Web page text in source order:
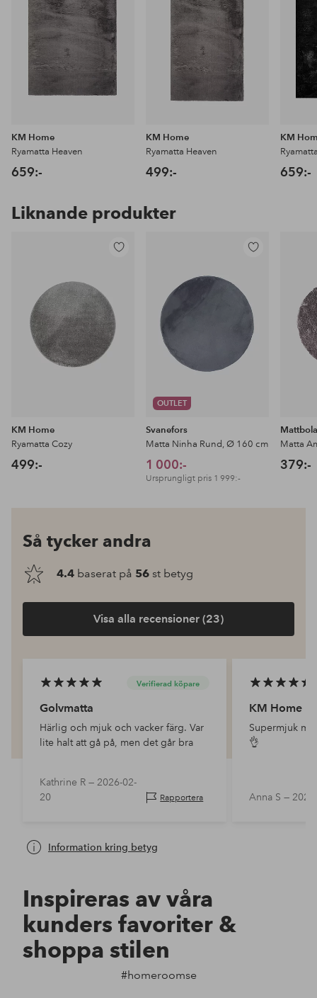
KM Home
Ryamatta Heaven
659:-
KM Home
Ryamatta Heaven
499:-
KM
659:-
Liknande produkter
KM Home
Ryamatta Cozy
499:-
OUTLET
favoriter
Svanefors
Matta Ninha Rund, Ø 160 cm
1 000:-
Ursprungligt pris 1 999:-
Matta
379:-
Så tycker andra
4.4 baserat på 56 st betyg
Visa alla recensioner (23)
Verifierad köpare
Golvmatta
Härlig och mjuk och vacker färg. Var
lite halt att gå på, men det går bra
Kathrine R — 2026-02-
20
Rapportera
KM Home
Supermjuk
👌
Anna S —
Information kring betyg
Inspireras av våra
kunders favoriter &
shoppa stilen
#homeroomse